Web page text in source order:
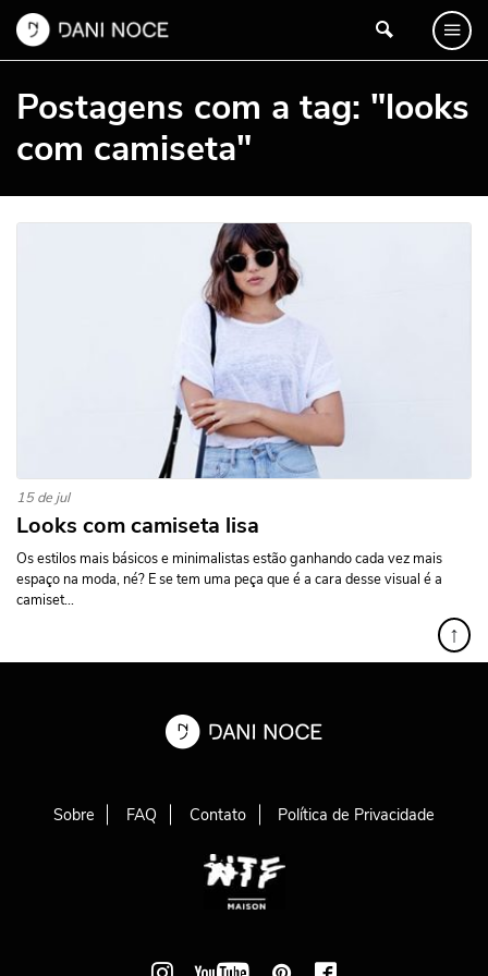
Postagens com a tag: "looks
com camiseta"
15 de jul
Looks com camiseta lisa
Os estilos mais básicos e minimalistas estão ganhando cada vez mais
espaço na moda, né? E se tem uma peça que é a cara desse visual é a
camiset...
↑
Sobre FAQ Contato Política de Privacidade